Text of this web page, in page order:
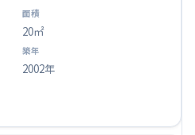
20㎡
2002年